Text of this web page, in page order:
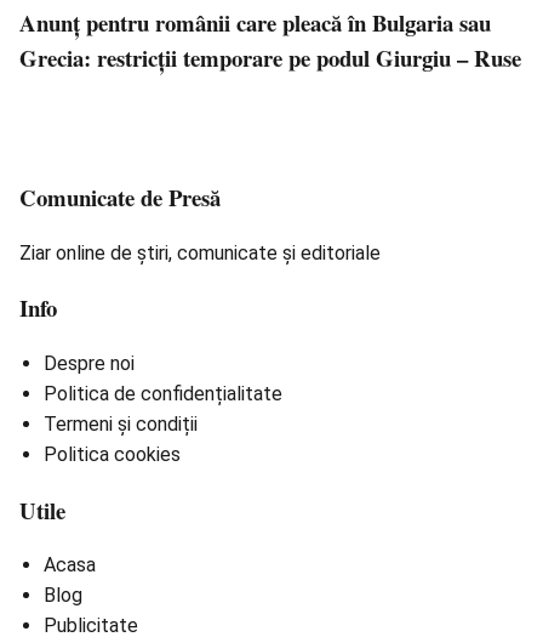
Anunț pentru românii care pleacă în Bulgaria sau
Grecia: restricții temporare pe podul Giurgiu – Ruse
Comunicate de Presă
Ziar online de știri, comunicate și editoriale
Info
Despre noi
Politica de confidențialitate
Termeni și condiții
Politica cookies
Utile
Acasa
Blog
Publicitate